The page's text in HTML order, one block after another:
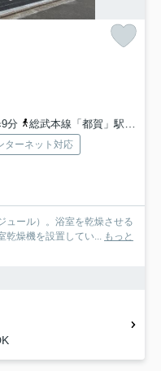
分
総武本線「都賀」駅 徒歩16分
ターネット対応
ュール）。浴室を乾燥させる
乾燥機を設置してい... もっと